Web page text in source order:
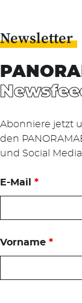
Newsletter
Abonniere jetzt
den
und Social
E-Mail *
Vorname *